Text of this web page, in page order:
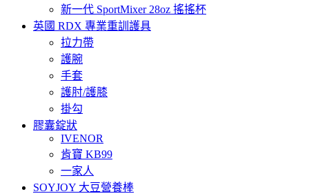
新一代 SportMixer 28oz 搖搖杯
英國 RDX 專業重訓護具
拉力帶
護腕
手套
護肘/護膝
掛勾
膠囊錠狀
IVENOR
肯寶 KB99
一家人
SOYJOY 大豆營養棒